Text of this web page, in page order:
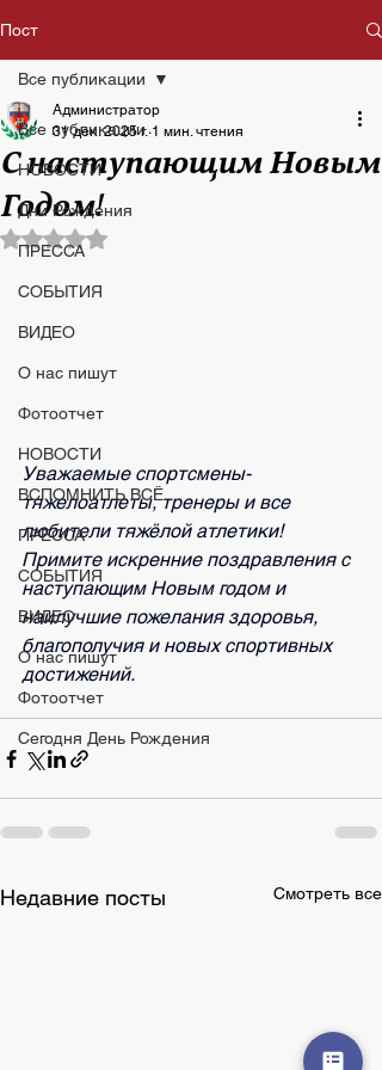
Пост
Все публикации
НОВОСТИ
Дни Рождения
ПРЕССА
СОБЫТИЯ
ВИДЕО
О нас пишут
Фотоотчет
НОВОСТИ
ВСПОМНИТЬ ВСЁ
ПРЕССА
СОБЫТИЯ
ВИДЕО
О нас пишут
Фотоотчет
Сегодня День Рождения
Все публикации
С наступающим Новым
Годом!
Администратор
31 дек. 2025 г. 1 мин. чтения
Оценка: не число из 5 звезд.
Уважаемые спортсмены-
тяжелоатлеты, тренеры и все
любители тяжёлой атлетики!
Примите искренние поздравления с
наступающим Новым годом и
наилучшие пожелания здоровья,
благополучия и новых спортивных
достижений.
Недавние посты Смотреть все